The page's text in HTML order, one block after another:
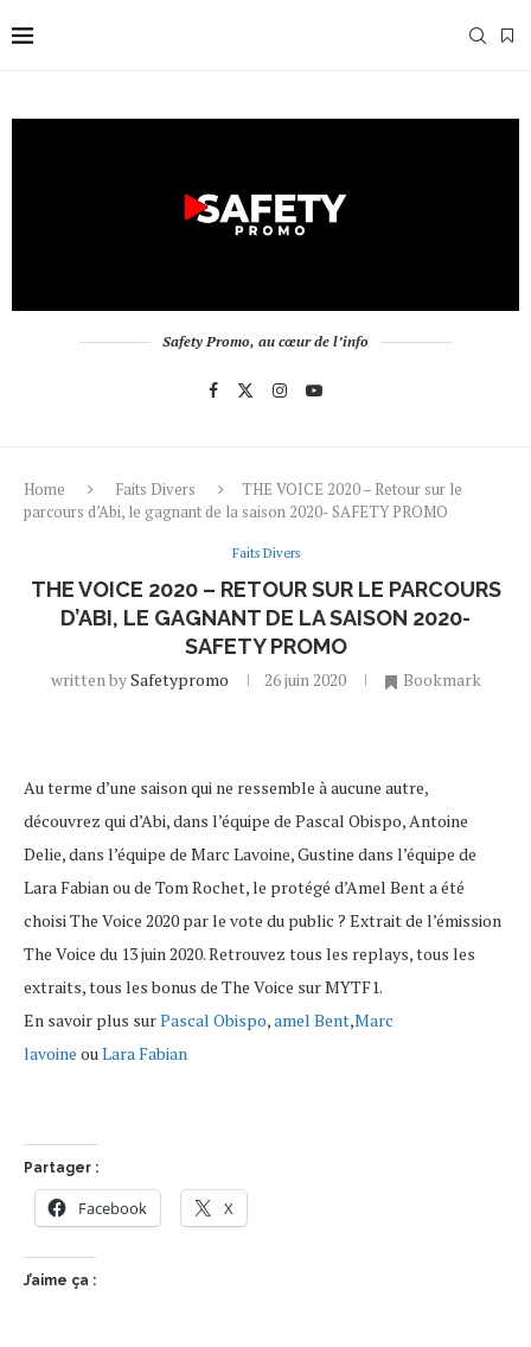
Safety Promo, au cœur de l’info
Home Faits Divers
THE VOICE 2020 – Retour sur le
parcours d’Abi, le gagnant de la saison 2020- SAFETY PROMO
Faits Divers
THE VOICE 2020 – RETOUR SUR LE PARCOURS
D’ABI, LE GAGNANT DE LA SAISON 2020-
SAFETY PROMO
written bySafetypromo 26 juin 2020 Bookmark
Au terme d’une saison qui ne ressemble à aucune autre,
découvrez qui d’Abi, dans l’équipe de Pascal Obispo, Antoine
Delie, dans l’équipe de Marc Lavoine, Gustine dans l’équipe de
Lara Fabian ou de Tom Rochet, le protégé d’Amel Bent a été
choisi The Voice 2020 par le vote du public ? Extrait de l’émission
The Voice du 13 juin 2020. Retrouvez tous les replays, tous les
extraits, tous les bonus de The Voice sur MYTF1.
En savoir plus surPascal Obispo,amel Bent,Marc
lavoine ouLara Fabian
Partager :
Facebook X
J’aime ça :